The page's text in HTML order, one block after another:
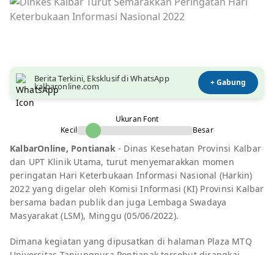
Berita Terkini, Eksklusif di WhatsApp
kalbaronline.com + Gabung
Ukuran Font
Kecil
Besar
KalbarOnline, Pontianak- Dinas Kesehatan Provinsi Kalbar
dan UPT Klinik Utama, turut menyemarakkan momen
peringatan Hari Keterbukaan Informasi Nasional (Harkin)
2022 yang digelar oleh Komisi Informasi (KI) Provinsi Kalbar
bersama badan publik dan juga Lembaga Swadaya
Masyarakat (LSM), Minggu (05/06/2022).
Dimana kegiatan yang dipusatkan di halaman Plaza MTQ